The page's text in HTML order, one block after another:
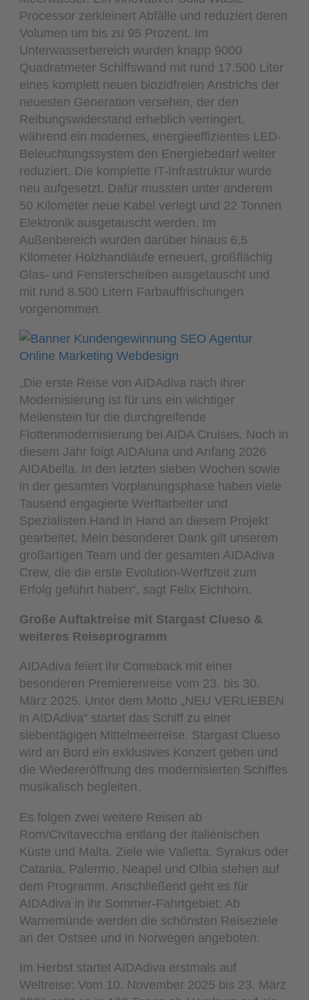
Processor zerkleinert Abfälle und reduziert deren
Volumen um bis zu 95 Prozent. Im
Unterwasserbereich wurden knapp 9000
Quadratmeter Schiffswand mit rund 17.500 Liter
eines komplett neuen biozidfreien Anstrichs der
neuesten Generation versehen, der den
Reibungswiderstand erheblich verringert,
während ein modernes, energieeffizientes LED-
Beleuchtungssystem den Energiebedarf weiter
reduziert. Die komplette IT-Infrastruktur wurde
neu aufgesetzt. Dafür mussten unter anderem
50 Kilometer neue Kabel verlegt und 22 Tonnen
Elektronik ausgetauscht werden. Im
Außenbereich wurden darüber hinaus 6,5
Kilometer Holzhandläufe erneuert, großflächig
Glas- und Fensterscheiben ausgetauscht und
mit rund 8.500 Litern Farbauffrischungen
vorgenommen.
„Die erste Reise von AIDAdiva nach ihrer
Modernisierung ist für uns ein wichtiger
Meilenstein für die durchgreifende
Flottenmodernisierung bei AIDA Cruises. Noch in
diesem Jahr folgt AIDAluna und Anfang 2026
AIDAbella. In den letzten sieben Wochen sowie
in der gesamten Vorplanungsphase haben viele
Tausend engagierte Werftarbeiter und
Spezialisten Hand in Hand an diesem Projekt
gearbeitet. Mein besonderer Dank gilt unserem
großartigen Team und der gesamten AIDAdiva
Crew, die die erste Evolution-Werftzeit zum
Erfolg geführt haben“, sagt Felix Eichhorn.
Große Auftaktreise mit Stargast Clueso &
weiteres Reiseprogramm
AIDAdiva feiert ihr Comeback mit einer
besonderen Premierenreise vom 23. bis 30.
März 2025. Unter dem Motto „NEU VERLIEBEN
in AIDAdiva“ startet das Schiff zu einer
siebentägigen Mittelmeerreise. Stargast Clueso
wird an Bord ein exklusives Konzert geben und
die Wiedereröffnung des modernisierten Schiffes
musikalisch begleiten.
Es folgen zwei weitere Reisen ab
Rom/Civitavecchia entlang der italienischen
Küste und Malta. Ziele wie Valletta, Syrakus oder
Catania, Palermo, Neapel und Olbia stehen auf
dem Programm. Anschließend geht es für
AIDAdiva in ihr Sommer-Fahrtgebiet: Ab
Warnemünde werden die schönsten Reiseziele
an der Ostsee und in Norwegen angeboten.
Im Herbst startet AIDAdiva erstmals auf
Weltreise: Vom 10. November 2025 bis 23. März